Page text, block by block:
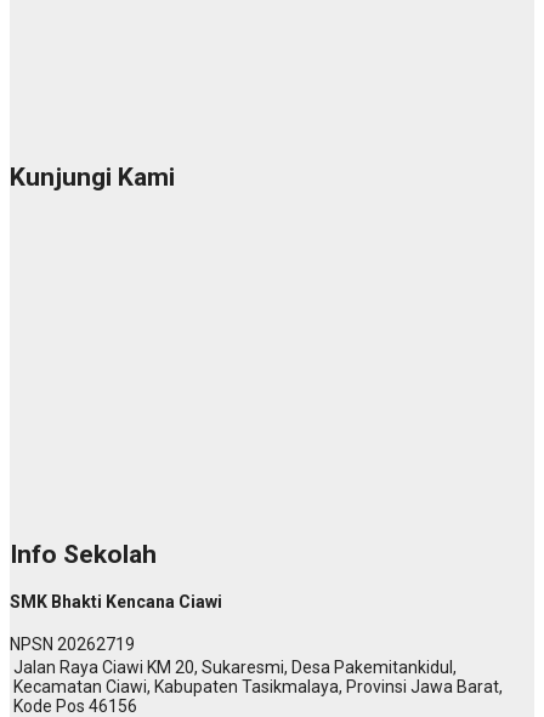
Kunjungi Kami
Info Sekolah
SMK Bhakti Kencana Ciawi
NPSN 20262719
Jalan Raya Ciawi KM 20, Sukaresmi, Desa Pakemitankidul,
Kecamatan Ciawi, Kabupaten Tasikmalaya, Provinsi Jawa Barat,
Kode Pos 46156